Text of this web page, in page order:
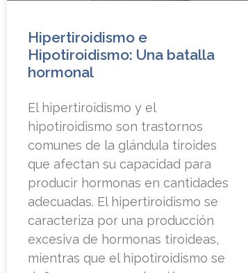
Hipertiroidismo e
Hipotiroidismo: Una batalla
hormonal
El hipertiroidismo y el
hipotiroidismo son trastornos
comunes de la glándula tiroides
que afectan su capacidad para
producir hormonas en cantidades
adecuadas. El hipertiroidismo se
caracteriza por una producción
excesiva de hormonas tiroideas,
mientras que el hipotiroidismo se